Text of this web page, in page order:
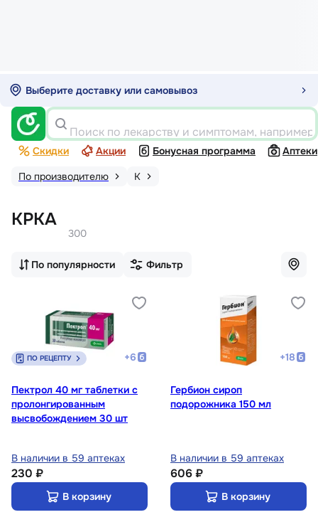
Выберите доставку или самовывоз
Поиск по лекарству и симптомам,
Скидки Акции Бонусная программа
Аптеки
По производителю
К
КРКА
300
По популярности Фильтр
ПО РЕЦЕПТУ +6
Пектрол 40 мг таблетки с
пролонгированным
высвобождением 30 шт
В наличии в 59 аптеках
230 ₽
В корзину
+18
Гербион сироп
подорожника 150 мл
В наличии в 59 аптеках
606 ₽
В корзину